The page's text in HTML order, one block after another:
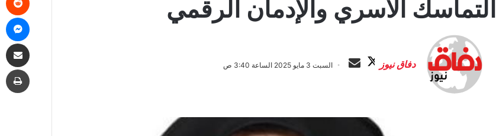
التماسك الأسري والإدمان الرقمي
دفاق نيوز
ا
ب
ل
ر
السبت 3 مايو 2025 الساعة 3:40 ص